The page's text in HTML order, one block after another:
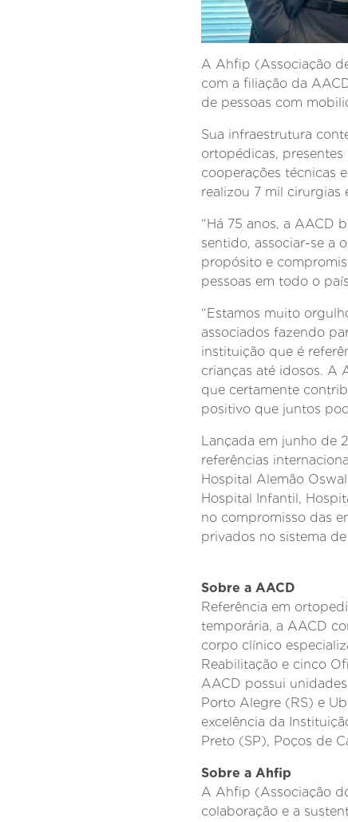
A Ahfip (Associação
com a filiação da
de pessoas com
Sua infraestrutura
ortopédicas, presentes
cooperações técnicas
realizou 7 mil
“Há 75 anos, a AACD
sentido, associar-se a
propósito e
pessoas em todo o
“Estamos muito
associados fazendo
instituição que é
crianças até idosos. A
que certamente
positivo que juntos
Lançada em junho de
referências
Hospital Alemão
Hospital Infantil,
no compromisso das
privados no sistema
Sobre a AACD
Referência em
temporária, a AACD
corpo clínico
Reabilitação e cinco
AACD possui
Porto Alegre (RS) e
excelência da
Preto (SP), Poços de
Sobre a Ahfip
A Ahfip (Associação
colaboração e a